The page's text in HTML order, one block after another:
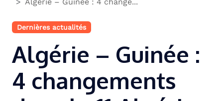
Dernières actualités
Algérie – Guinée :
4 changements